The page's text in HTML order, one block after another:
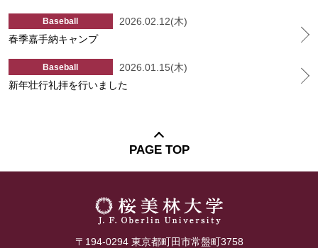
Baseball
2026.02.12(木)
春季嘉手納キャンプ
Baseball
2026.01.15(木)
新年壮行礼拝を行いました
PAGE TOP
〒194-0294 東京都町田市常盤町3758